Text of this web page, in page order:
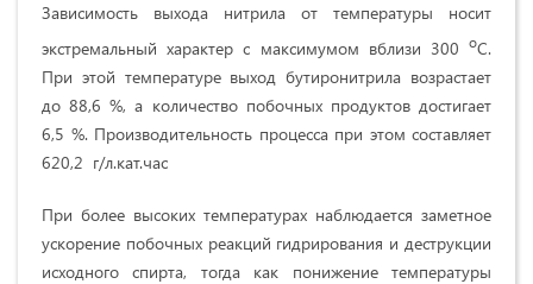
Зависимость выхода нитрила от температуры носит
экстремальный характер с максимумом вблизи 300 оС.
При этой температуре выход бутиронитрила возрастает
до 88,6 %, а количество побочных продуктов достигает
6,5 %. Производительность процесса при этом составляет
620,2 г/л.кат.час
При более высоких температурах наблюдается заметное
ускорение побочных реакций гидрирования и деструкции
исходного спирта, тогда как понижение температуры